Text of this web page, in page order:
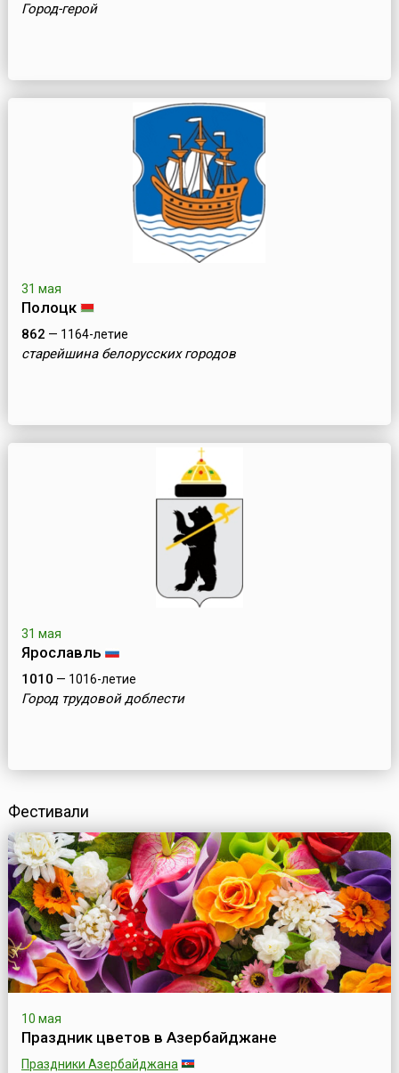
Город-герой
31 мая
Полоцк
862 — 1164-летие
старейшина белорусских городов
31 мая
Ярославль
1010 — 1016-летие
Город трудовой доблести
Фестивали
10 мая
Праздник цветов в Азербайджане
Праздники Азербайджана